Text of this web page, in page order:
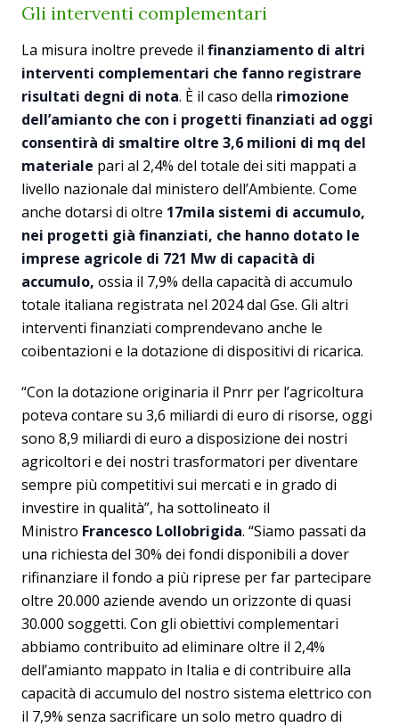
Gli interventi complementari
La misura inoltre prevede il finanziamento di altri
interventi complementari che fanno registrare
risultati degni di nota. È il caso della rimozione
dell’amianto che con i progetti finanziati ad oggi
consentirà di smaltire oltre 3,6 milioni di mq del
materiale pari al 2,4% del totale dei siti mappati a
livello nazionale dal ministero dell’Ambiente. Come
anche dotarsi di oltre 17mila sistemi di accumulo,
nei progetti già finanziati, che hanno dotato le
imprese agricole di 721 Mw di capacità di
accumulo, ossia il 7,9% della capacità di accumulo
totale italiana registrata nel 2024 dal Gse. Gli altri
interventi finanziati comprendevano anche le
coibentazioni e la dotazione di dispositivi di ricarica.
“Con la dotazione originaria il Pnrr per l’agricoltura
poteva contare su 3,6 miliardi di euro di risorse, oggi
sono 8,9 miliardi di euro a disposizione dei nostri
agricoltori e dei nostri trasformatori per diventare
sempre più competitivi sui mercati e in grado di
investire in qualità”, ha sottolineato il
Ministro Francesco Lollobrigida. “Siamo passati da
una richiesta del 30% dei fondi disponibili a dover
rifinanziare il fondo a più riprese per far partecipare
oltre 20.000 aziende avendo un orizzonte di quasi
30.000 soggetti. Con gli obiettivi complementari
abbiamo contribuito ad eliminare oltre il 2,4%
dell’amianto mappato in Italia e di contribuire alla
capacità di accumulo del nostro sistema elettrico con
il 7,9% senza sacrificare un solo metro quadro di